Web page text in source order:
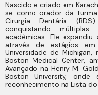
Nascido e criado em
se como orador da
Cirurgia Dentária
conquistando
acadêmicas. Ele
através de estágios
Universidade de
Boston Medical Center,
Avançado na Henry M.
Boston University,
reconhecimento na Lista do